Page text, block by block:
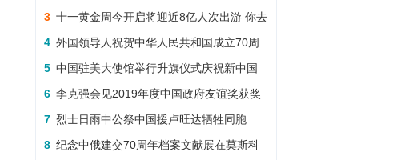
举行开
3 十一黄金周今开启将迎近8亿人次出游 你去
哪打
4 外国领导人祝贺中华人民共和国成立70周
年
5 中国驻美大使馆举行升旗仪式庆祝新中国
成立70
6 李克强会见2019年度中国政府友谊奖获奖
外国专
7 烈士日雨中公祭中国援卢旺达牺牲同胞
8 纪念中俄建交70周年档案文献展在莫斯科